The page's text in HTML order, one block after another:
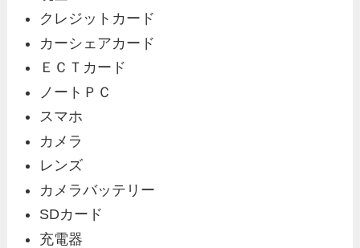
クレジットカード
カーシェアカード
ＥＣＴカード
ノートＰＣ
スマホ
カメラ
レンズ
カメラバッテリー
SDカード
充電器